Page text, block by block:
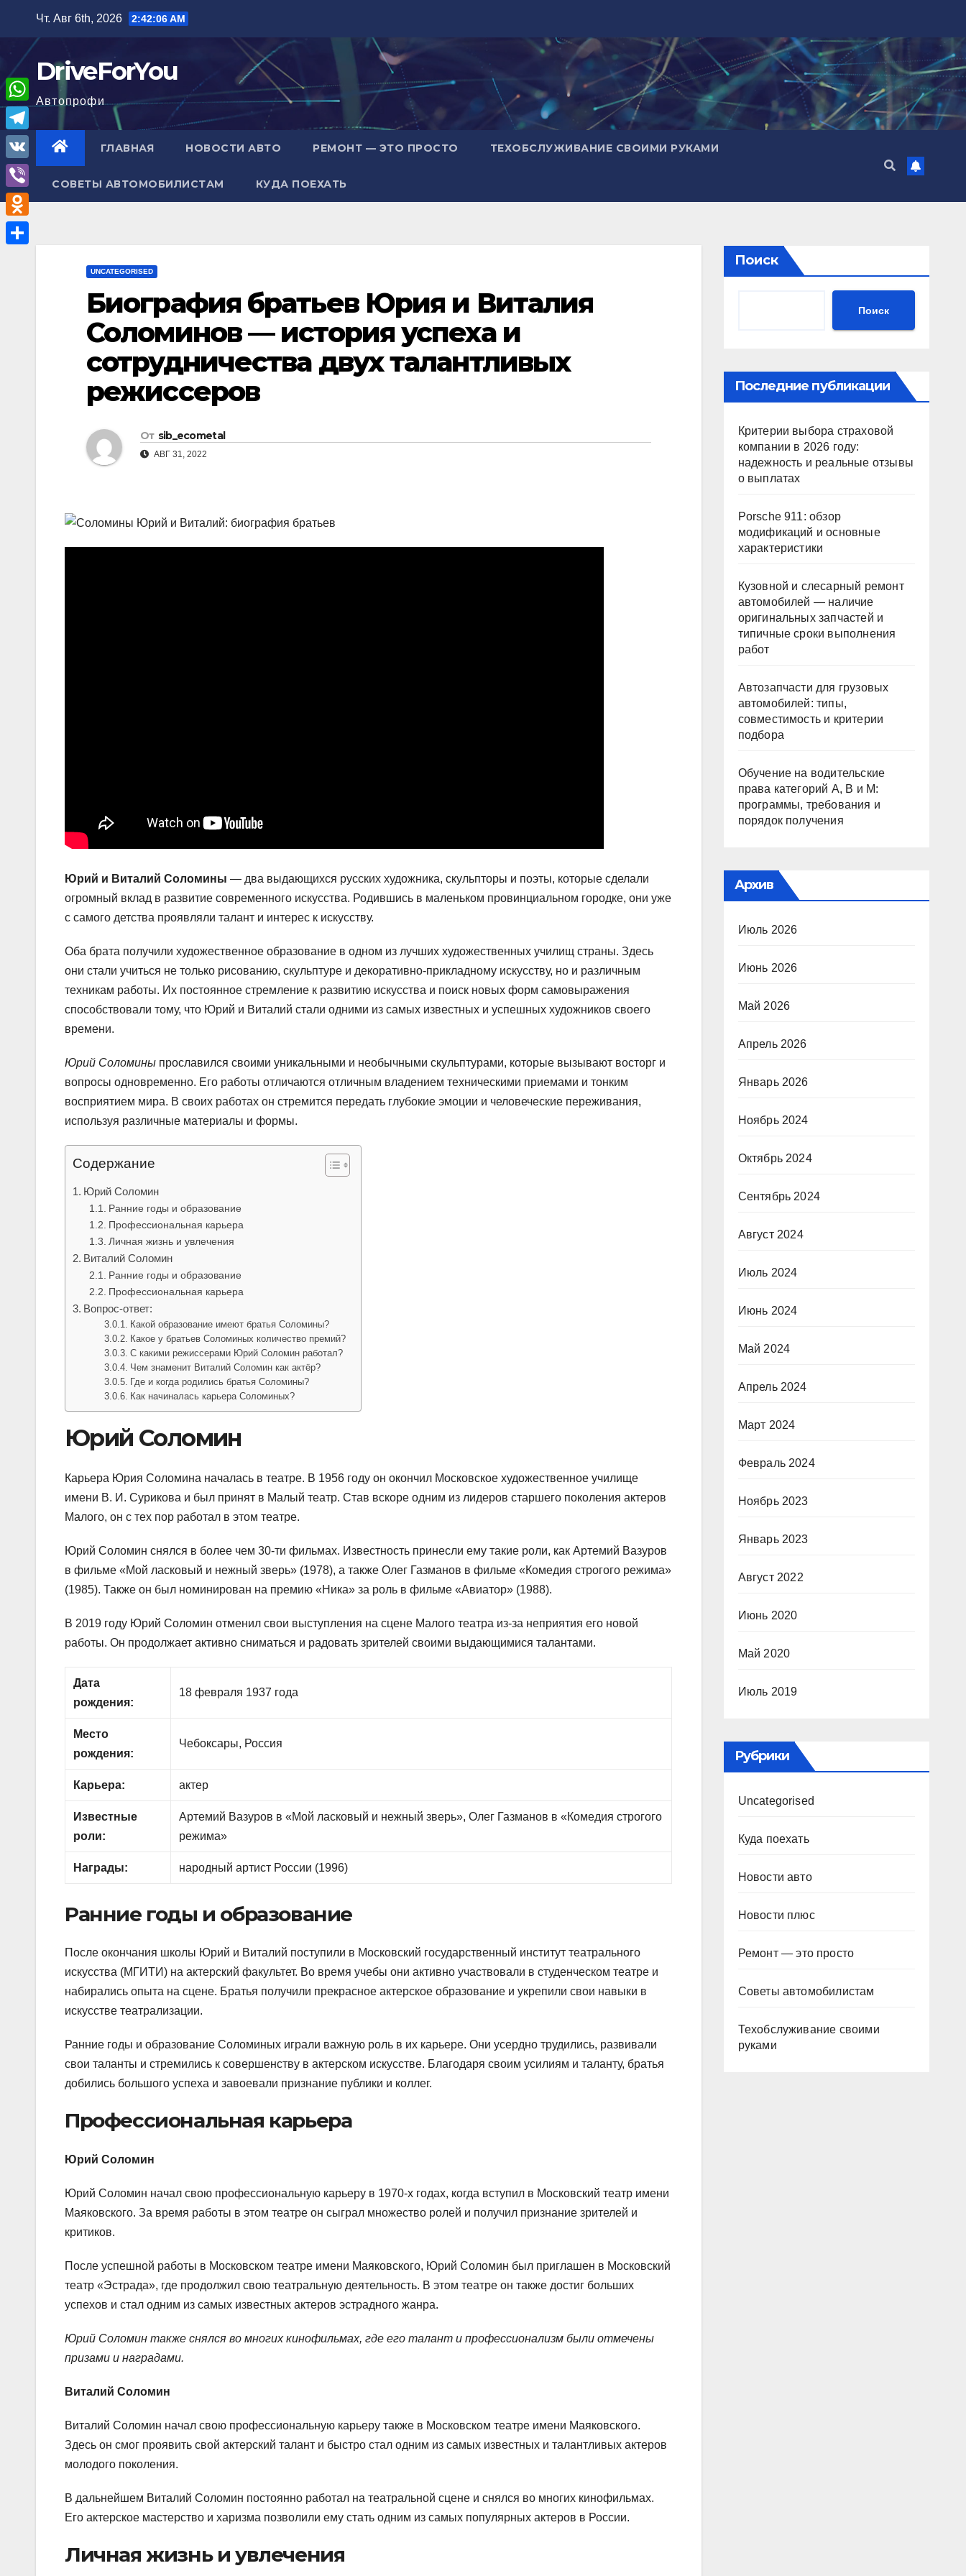
содержимому
Чт. Авг 6th, 2026 2:42:07 AM
DriveForYou
Автопрофи
ГЛАВНАЯ НОВОСТИ АВТО РЕМОНТ — ЭТО ПРОСТО ТЕХОБСЛУЖИВАНИЕ СВОИМИ РУКАМИ
СОВЕТЫ АВТОМОБИЛИСТАМ КУДА ПОЕХАТЬ
UNCATEGORISED
Биография братьев Юрия и Виталия
Соломинов — история успеха и
сотрудничества двух талантливых
режиссеров
От sib_ecometal
АВГ 31, 2022
Юрий и Виталий Соломины — два выдающихся русских художника, скульпторы и поэты, которые сделали
огромный вклад в развитие современного искусства. Родившись в маленьком провинциальном городке, они уже
с самого детства проявляли талант и интерес к искусству.
Оба брата получили художественное образование в одном из лучших художественных училищ страны. Здесь
они стали учиться не только рисованию, скульптуре и декоративно-прикладному искусству, но и различным
техникам работы. Их постоянное стремление к развитию искусства и поиск новых форм самовыражения
способствовали тому, что Юрий и Виталий стали одними из самых известных и успешных художников своего
времени.
Юрий Соломины прославился своими уникальными и необычными скульптурами, которые вызывают восторг и
вопросы одновременно. Его работы отличаются отличным владением техническими приемами и тонким
восприятием мира. В своих работах он стремится передать глубокие эмоции и человеческие переживания,
используя различные материалы и формы.
Содержание
Юрий Соломин
Ранние годы и образование
Профессиональная карьера
Личная жизнь и увлечения
Виталий Соломин
Ранние годы и образование
Профессиональная карьера
Вопрос-ответ:
Какой образование имеют братья Соломины?
Какое у братьев Соломиных количество премий?
С какими режиссерами Юрий Соломин работал?
Чем знаменит Виталий Соломин как актёр?
Где и когда родились братья Соломины?
Как начиналась карьера Соломиных?
Юрий Соломин
Карьера Юрия Соломина началась в театре. В 1956 году он окончил Московское художественное училище
имени В. И. Сурикова и был принят в Малый театр. Став вскоре одним из лидеров старшего поколения актеров
Малого, он с тех пор работал в этом театре.
Юрий Соломин снялся в более чем 30-ти фильмах. Известность принесли ему такие роли, как Артемий Вазуров
в фильме «Мой ласковый и нежный зверь» (1978), а также Олег Газманов в фильме «Комедия строгого режима»
(1985). Также он был номинирован на премию «Ника» за роль в фильме «Авиатор» (1988).
В 2019 году Юрий Соломин отменил свои выступления на сцене Малого театра из-за неприятия его новой
работы. Он продолжает активно сниматься и радовать зрителей своими выдающимися талантами.
Дата
рождения:
18 февраля 1937 года
Место
рождения:
Чебоксары, Россия
Карьера: актер
Известные
роли:
Артемий Вазуров в «Мой ласковый и нежный зверь», Олег Газманов в «Комедия строгого
режима»
Награды: народный артист России (1996)
Ранние годы и образование
После окончания школы Юрий и Виталий поступили в Московский государственный институт театрального
искусства (МГИТИ) на актерский факультет. Во время учебы они активно участвовали в студенческом театре и
набирались опыта на сцене. Братья получили прекрасное актерское образование и укрепили свои навыки в
искусстве театрализации.
Ранние годы и образование Соломиных играли важную роль в их карьере. Они усердно трудились, развивали
свои таланты и стремились к совершенству в актерском искусстве. Благодаря своим усилиям и таланту, братья
добились большого успеха и завоевали признание публики и коллег.
Профессиональная карьера
Юрий Соломин
Юрий Соломин начал свою профессиональную карьеру в 1970-х годах, когда вступил в Московский театр имени
Маяковского. За время работы в этом театре он сыграл множество ролей и получил признание зрителей и
критиков.
После успешной работы в Московском театре имени Маяковского, Юрий Соломин был приглашен в Московский
театр «Эстрада», где продолжил свою театральную деятельность. В этом театре он также достиг больших
успехов и стал одним из самых известных актеров эстрадного жанра.
Юрий Соломин также снялся во многих кинофильмах, где его талант и профессионализм были отмечены
призами и наградами.
Виталий Соломин
Виталий Соломин начал свою профессиональную карьеру также в Московском театре имени Маяковского.
Здесь он смог проявить свой актерский талант и быстро стал одним из самых известных и талантливых актеров
молодого поколения.
В дальнейшем Виталий Соломин постоянно работал на театральной сцене и снялся во многих кинофильмах.
Его актерское мастерство и харизма позволили ему стать одним из самых популярных актеров в России.
Личная жизнь и увлечения
Поиск
Поиск
Последние публикации
Критерии выбора страховой
компании в 2026 году:
надежность и реальные отзывы
о выплатах
Porsche 911: обзор
модификаций и основные
характеристики
Кузовной и слесарный ремонт
автомобилей — наличие
оригинальных запчастей и
типичные сроки выполнения
работ
Автозапчасти для грузовых
автомобилей: типы,
совместимость и критерии
подбора
Обучение на водительские
права категорий A, B и M:
программы, требования и
порядок получения
Архив
Июль 2026
Июнь 2026
Май 2026
Апрель 2026
Январь 2026
Ноябрь 2024
Октябрь 2024
Сентябрь 2024
Август 2024
Июль 2024
Июнь 2024
Май 2024
Апрель 2024
Март 2024
Февраль 2024
Ноябрь 2023
Январь 2023
Август 2022
Июнь 2020
Май 2020
Июль 2019
Рубрики
Uncategorised
Куда поехать
Новости авто
Новости плюс
Ремонт — это просто
Советы автомобилистам
Техобслуживание своими
руками
W
h
a
A
T
e
l
e
g
V
K
V
i
b
O